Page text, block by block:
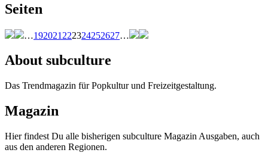
Seiten
…192021 222324252627…
About subculture
Das Trendmagazin für Popkultur und Freizeitgestaltung.
Magazin
Hier findest Du alle bisherigen subculture Magazin Ausgaben, auch
aus den anderen Regionen.